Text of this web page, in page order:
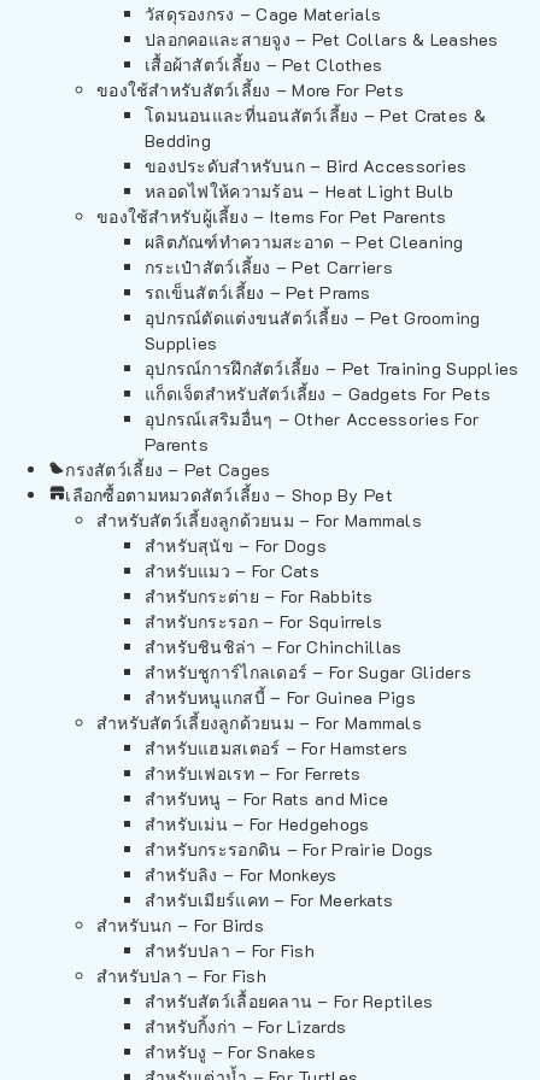
วัสดุรองกรง – Cage Materials
ปลอกคอและสายจูง – Pet Collars & Leashes
เสื้อผ้าสัตว์เลี้ยง – Pet Clothes
ของใช้สำหรับสัตว์เลี้ยง – More For Pets
โดมนอนและที่นอนสัตว์เลี้ยง – Pet Crates &
Bedding
ของประดับสำหรับนก – Bird Accessories
หลอดไฟให้ความร้อน – Heat Light Bulb
ของใช้สำหรับผู้เลี้ยง – Items For Pet Parents
ผลิตภัณฑ์ทำความสะอาด – Pet Cleaning
กระเป๋าสัตว์เลี้ยง – Pet Carriers
รถเข็นสัตว์เลี้ยง – Pet Prams
อุปกรณ์ตัดแต่งขนสัตว์เลี้ยง – Pet Grooming
Supplies
อุปกรณ์การฝึกสัตว์เลี้ยง – Pet Training Supplies
แก็ดเจ็ตสำหรับสัตว์เลี้ยง – Gadgets For Pets
อุปกรณ์เสริมอื่นๆ – Other Accessories For
Parents
กรงสัตว์เลี้ยง – Pet Cages
เลือกซื้อตามหมวดสัตว์เลี้ยง – Shop By Pet
สำหรับสัตว์เลี้ยงลูกด้วยนม – For Mammals
สำหรับสุนัข – For Dogs
สำหรับแมว – For Cats
สำหรับกระต่าย – For Rabbits
สำหรับกระรอก – For Squirrels
สำหรับชินชิล่า – For Chinchillas
สำหรับชูการ์ไกลเดอร์ – For Sugar Gliders
สำหรับหนูแกสบี้ – For Guinea Pigs
สำหรับสัตว์เลี้ยงลูกด้วยนม – For Mammals
สำหรับแฮมสเตอร์ – For Hamsters
สำหรับเฟอเรท – For Ferrets
สำหรับหนู – For Rats and Mice
สำหรับเม่น – For Hedgehogs
สำหรับกระรอกดิน – For Prairie Dogs
สำหรับลิง – For Monkeys
สำหรับเมียร์แคท – For Meerkats
สำหรับนก – For Birds
สำหรับปลา – For Fish
สำหรับปลา – For Fish
สำหรับสัตว์เลื้อยคลาน – For Reptiles
สำหรับกิ้งก่า – For Lizards
สำหรับงู – For Snakes